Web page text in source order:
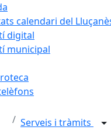
calendari del
digital
municipal
Serveis i tràmits